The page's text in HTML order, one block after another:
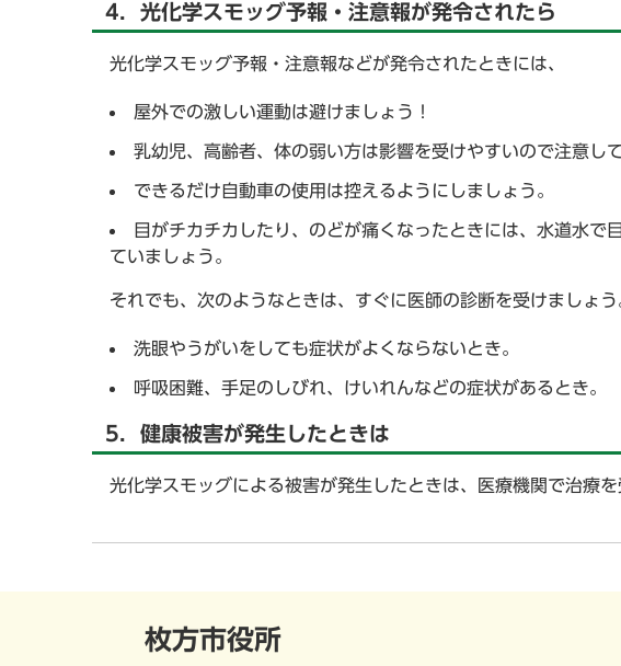
4．光化学スモッグ予報・注意報が発令されたら
光化学スモッグ予報・注意報などが発令されたときには、
屋外での激しい運動は避けましょう！
乳幼児、高齢者、体の弱い方は影響を受けやすいので注意し
できるだけ自動車の使用は控えるようにしましょう。
目がチカチカしたり、のどが痛くなったときには、水道水
ていましょう。
それでも、次のようなときは、すぐに医師の診断を受けましょう
洗眼やうがいをしても症状がよくならないとき。
呼吸困難、手足のしびれ、けいれんなどの症状があるとき。
5．健康被害が発生したときは
光化学スモッグによる被害が発生したときは、医療機関で治療
枚方市役所